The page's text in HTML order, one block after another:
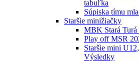
tabuľka
Súpiska tímu
Staršie minižiačky
MBK Stará
Play off MSR
Staršie mini
Výsledky